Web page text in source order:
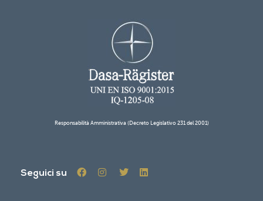
Responsabilità Amministrativa (Decreto Legislativo 231 del 2001)
Seguici su